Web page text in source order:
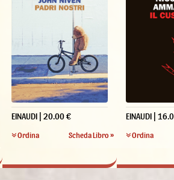
EINAUDI | 20.00 €
Ordina Scheda Libro »
EINAUDI |
Ordina